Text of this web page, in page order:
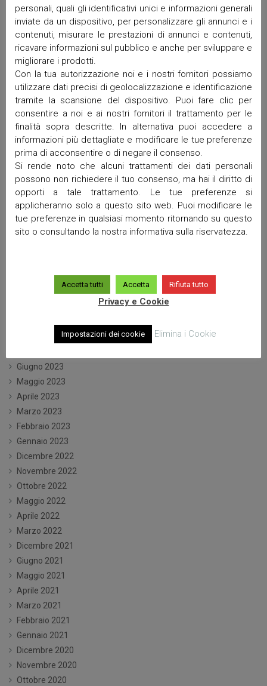
Febbraio 2026
Gennaio 2026
Dicembre 2025
Novembre 2025
Ottobre 2025
Settembre 2025
Maggio 2025
Aprile 2025
Marzo 2025
Febbraio 2025
Gennaio 2025
Ottobre 2024
Settembre 2024
Luglio 2024
Giugno 2024
Marzo 2024
Gennaio 2024
Settembre 2023
Giugno 2023
Maggio 2023
Aprile 2023
Marzo 2023
Febbraio 2023
Gennaio 2023
Dicembre 2022
Novembre 2022
Ottobre 2022
Maggio 2022
Aprile 2022
Marzo 2022
Dicembre 2021
Giugno 2021
Maggio 2021
Aprile 2021
Marzo 2021
Febbraio 2021
Gennaio 2021
Dicembre 2020
Novembre 2020
Ottobre 2020
personali, quali gli identificativi unici e informazioni generali
inviate da un dispositivo, per personalizzare gli annunci e i
contenuti, misurare le prestazioni di annunci e contenuti,
ricavare informazioni sul pubblico e anche per sviluppare e
migliorare i prodotti.
Con la tua autorizzazione noi e i nostri fornitori possiamo
utilizzare dati precisi di geolocalizzazione e identificazione
tramite la scansione del dispositivo. Puoi fare clic per
consentire a noi e ai nostri fornitori il trattamento per le
finalità sopra descritte. In alternativa puoi accedere a
informazioni più dettagliate e modificare le tue preferenze
prima di acconsentire o di negare il consenso.
Si rende noto che alcuni trattamenti dei dati personali
possono non richiedere il tuo consenso, ma hai il diritto di
opporti a tale trattamento. Le tue preferenze si
applicheranno solo a questo sito web. Puoi modificare le
tue preferenze in qualsiasi momento ritornando su questo
sito o consultando la nostra informativa sulla riservatezza.
Accetta tutti Accetta Rifiuta tutto
Privacy e Cookie
Impostazioni dei cookie Elimina i Cookie